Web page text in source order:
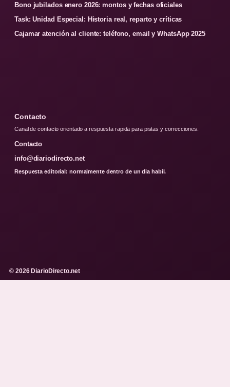
Bono jubilados enero 2026: montos y fechas oficiales
Task: Unidad Especial: Historia real, reparto y críticas
Cajamar atención al cliente: teléfono, email y WhatsApp 2025
Contacto
Canal de contacto orientado a respuesta rapida para pistas y correcciones.
Contacto
info@diariodirecto.net
Respuesta editorial: normalmente dentro de un dia habil.
© 2026 DiarioDirecto.net